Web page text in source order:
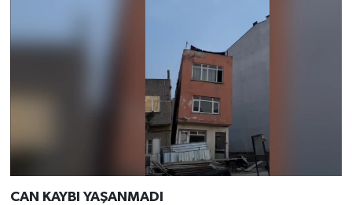
CAN KAYBI YAŞANMADI
Simav
Tavşanlı
Teknoloji